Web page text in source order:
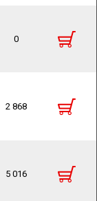
0
2 868
5 016